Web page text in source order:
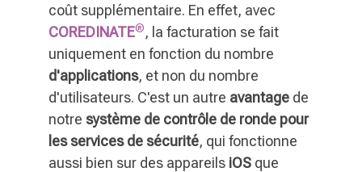
coût supplémentaire. En effet, avec
COREDINATE®, la facturation se fait
uniquement en fonction du nombre
d'applications, et non du nombre
d'utilisateurs. C'est un autre avantage de
notre système de contrôle de ronde pour
les services de sécurité, qui fonctionne
aussi bien sur des appareils iOS que